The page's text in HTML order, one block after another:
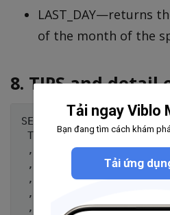
LAST_DAY—returns
of the month of the
8. TIPS and detail
SELECT
TO_CHAR (SYSDATE,
,TO_CHAR (SYSDATE,
,CURRENT_DATE
,CURRENT_TIMESTAMP
,LOCALTIMESTAMP
,SYSDATE
Tải ngay Viblo
Bạn đang tìm cách khám
Tải ứng